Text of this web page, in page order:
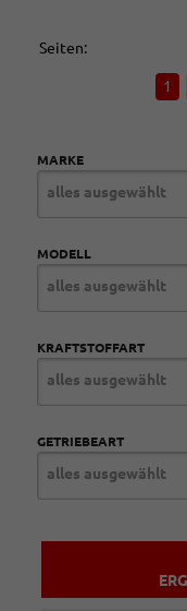
Seiten:
1
MARKE
alles ausgewählt
MODELL
alles ausgewählt
KRAFTSTOFFART
alles ausgewählt
GETRIEBEART
alles ausgewählt